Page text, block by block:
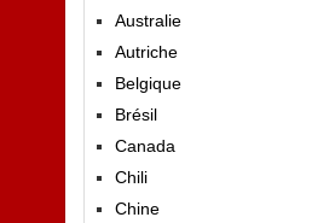
Australie
Autriche
Belgique
Brésil
Canada
Chili
Chine